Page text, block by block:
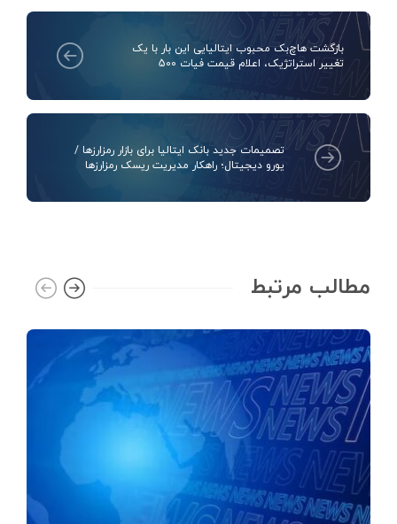
بازگشت هاچ‌بک محبوب ایتالیایی این بار با یک
تغییر استراتژیک، اعلام قیمت فیات 500
تصمیمات جدید بانک ایتالیا برای بازار رمزارزها /
یورو دیجیتال؛ راهکار مدیریت ریسک رمزارزها
مطالب مرتبط